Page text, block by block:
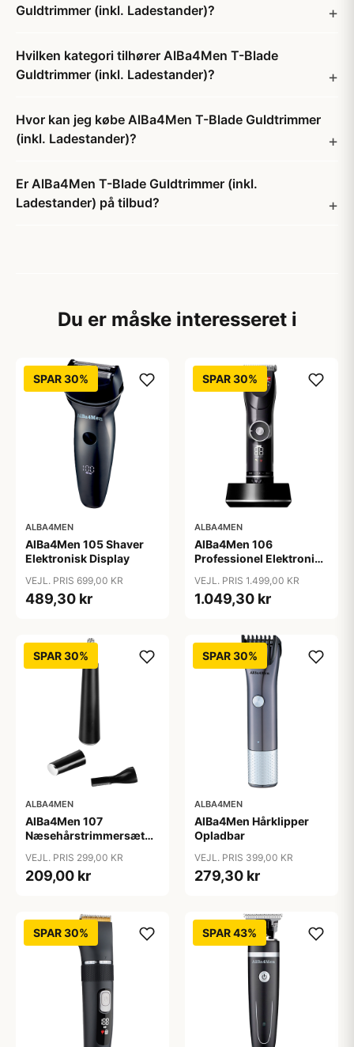
Guldtrimmer (inkl. Ladestander)?
Hvilken kategori tilhører AlBa4Men T-Blade
Guldtrimmer (inkl. Ladestander)?
Hvor kan jeg købe AlBa4Men T-Blade Guldtrimmer
(inkl. Ladestander)?
Er AlBa4Men T-Blade Guldtrimmer (inkl.
Ladestander) på tilbud?
Du er måske interesseret i
SPAR 30%
ALBA4MEN
AlBa4Men 105 Shaver
Elektronisk Display
VEJL. PRIS 699,00 KR
489,30 kr
SPAR 30%
ALBA4MEN
AlBa4Men 106
Professionel Elektronisk
VEJL. PRIS 1.499,00 KR
1.049,30 kr
SPAR 30%
ALBA4MEN
AlBa4Men 107
Næsehårstrimmersæt
VEJL. PRIS 299,00 KR
209,00 kr
SPAR 30%
ALBA4MEN
AlBa4Men Hårklipper
Opladbar
VEJL. PRIS 399,00 KR
279,30 kr
SPAR 30% SPAR 43%